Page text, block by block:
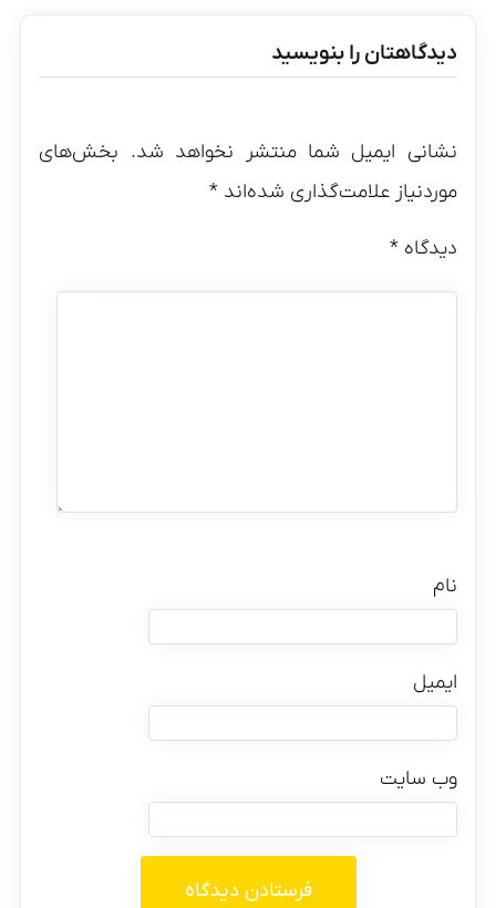
دیدگاهتان را بنویسید
نشانی ایمیل شما منتشر نخواهد شد. بخش‌های
موردنیاز علامت‌گذاری شده‌اند*
دیدگاه*
نام
ایمیل
وب‌ سایت